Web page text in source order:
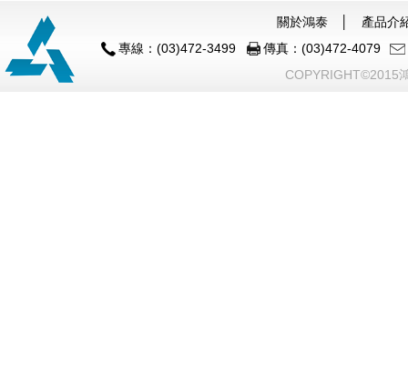
關於鴻泰│ 產品介
專線：(03)472-3499
傳真：(03)472-4079
COPYRIGHT©2015